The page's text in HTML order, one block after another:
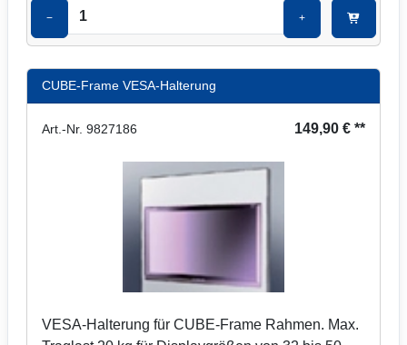
− +
CUBE-Frame VESA-Halterung
Art.-Nr. 9827186 149,90 € **
VESA-Halterung für CUBE-Frame Rahmen. Max.